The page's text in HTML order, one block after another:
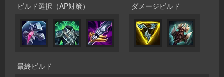
ビルド選択（AP対策） ダメージビルド
最終ビルド